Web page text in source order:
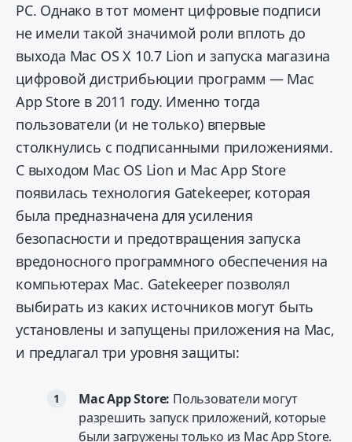
PC. Однако в тот момент цифровые подписи
не имели такой значимой роли вплоть до
выхода Mac OS X 10.7 Lion и запуска магазина
цифровой дистрибьюции программ — Mac
App Store в 2011 году. Именно тогда
пользователи (и не только) впервые
столкнулись с подписанными приложениями.
С выходом Mac OS Lion и Mac App Store
появилась технология Gatekeeper, которая
была предназначена для усиления
безопасности и предотвращения запуска
вредоносного программного обеспечения на
компьютерах Mac. Gatekeeper позволял
выбирать из каких источников могут быть
установлены и запущены приложения на Mac,
и предлагал три уровня защиты:
Mac App Store: Пользователи могут
разрешить запуск приложений, которые
были загружены только из Mac App Store.